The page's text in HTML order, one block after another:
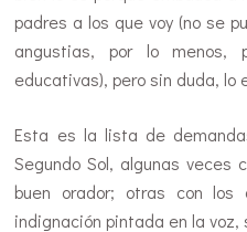
padres a los que voy (no se
angustias, por lo menos,
educativas), pero sin duda, lo
Esta es la lista de
Segundo Sol, algunas veces
buen orador; otras con
indignación pintada en la voz,